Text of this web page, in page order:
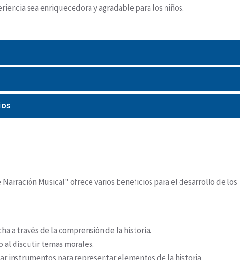
sea enriquecedora y agradable para los niños.
Musical" ofrece varios beneficios para el desarrollo de los
a través de la comprensión de la historia.
al discutir temas morales.
instrumentos para representar elementos de la historia.